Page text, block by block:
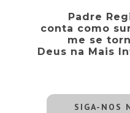
Padre
conta como
me se
Deus na Mais
SIGA-NOS